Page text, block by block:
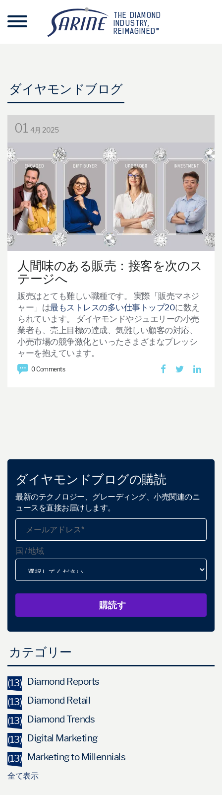
THE DIAMOND
INDUSTRY,
REIMAGINED™
ダイヤモンドブログ
01 4月 2025
人間味のある販売：接客を次のス
テージへ
販売はとても難しい職種です。
実際「販売マネジ
ャー」は最もストレスの多い仕事トップ20に数え
られています。
ダイヤモンドやジュエリーの小売
業者も、売上目標の達成、気難しい顧客の対応、
小売市場の競争激化といったさまざまなプレッシ
ャーを抱えています。
0 Comments
ダイヤモンドブログの購読
最新のテクノロジー、グレーディング、小売関連のニ
ュースを直接お届けします。
国 / 地域
カテゴリー
Diamond Reports
(13)
Diamond Retail
(13)
Diamond Trends
(13)
Digital Marketing
(13)
Marketing to Millennials
(13)
全て表示